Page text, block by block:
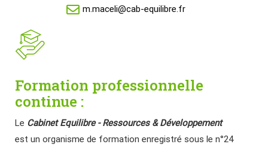
m.maceli@cab-equilibre.fr
Formation professionnelle
continue :
Le Cabinet Equilibre - Ressources & Développement
est un organisme de formation enregistré sous le n°24